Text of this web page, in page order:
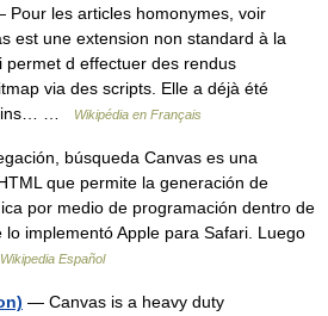
Pour les articles homonymes, voir
est une extension non standard à la
permet d effectuer des rendus
via des scripts. Elle a déjà été
…
Wikipédia en Français
búsqueda Canvas es una
que permite la generación de
por medio de programación dentro de
implementó Apple para Safari. Luego
Wikipedia Español
— Canvas is a heavy duty